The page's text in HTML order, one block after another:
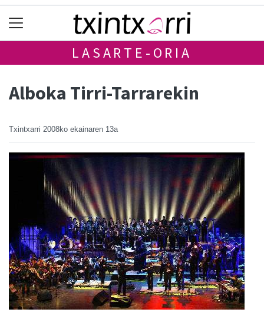
LASARTE-ORIA
Alboka Tirri-Tarrarekin
Txintxarri 2008ko ekainaren 13a